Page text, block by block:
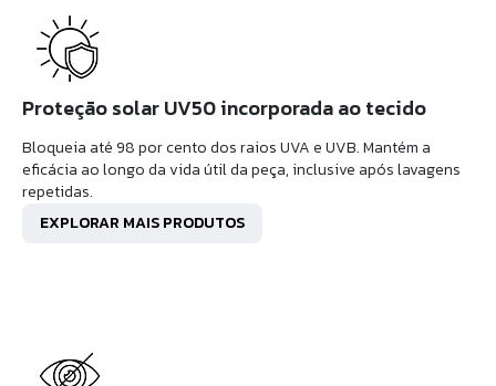
Proteção solar UV50 incorporada ao tecido
Bloqueia até 98 por cento dos raios UVA e UVB. Mantém a
eficácia ao longo da vida útil da peça, inclusive após lavagens
repetidas.
EXPLORAR MAIS PRODUTOS